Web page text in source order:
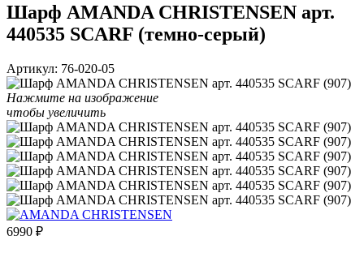
Шарф AMANDA CHRISTENSEN арт.
440535 SCARF (темно-серый)
Артикул: 76-020-05
Нажмите на изображение
чтобы увеличить
6990 ₽